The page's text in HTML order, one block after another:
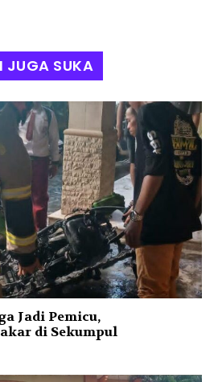
JUGA SUKA
Jadi Pemicu,
di Sekumpul